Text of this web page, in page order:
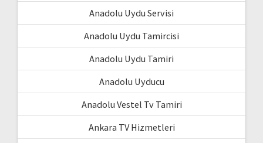
Anadolu Uydu Servisi
Anadolu Uydu Tamircisi
Anadolu Uydu Tamiri
Anadolu Uyducu
Anadolu Vestel Tv Tamiri
Ankara TV Hizmetleri